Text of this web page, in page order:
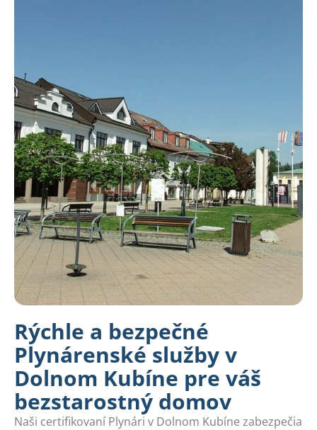
Rýchle a bezpečné
Plynárenské služby v
Dolnom Kubíne pre váš
bezstarostný domov
Naši certifikovaní Plynári v Dolnom Kubíne zabezpečia